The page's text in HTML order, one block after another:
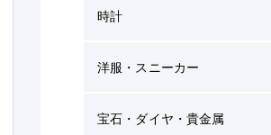
時計
洋服・スニーカー
宝石・ダイヤ・貴金属